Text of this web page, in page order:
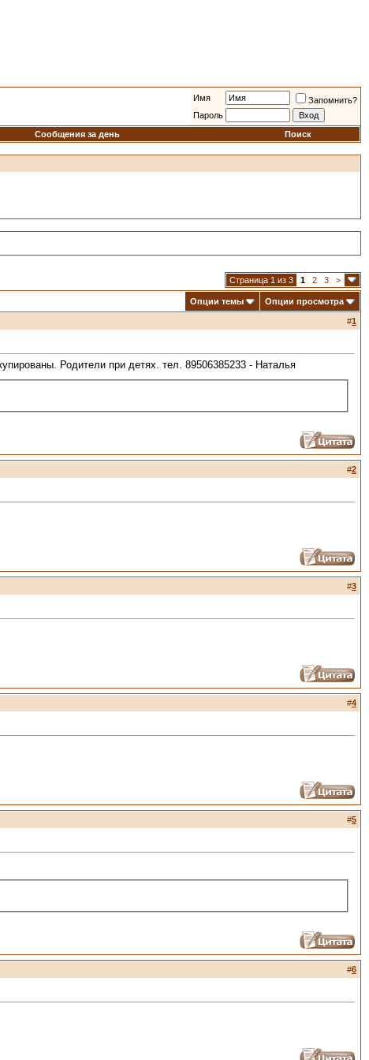
Имя
Запомнить?
Пароль
Сообщения за день Поиск
Страница 1 из 3 1 2 3 >
Опции темы Опции просмотра
#1
Родители при детях. тел. 89506385233 - Наталья
#2
#3
#4
#5
#6